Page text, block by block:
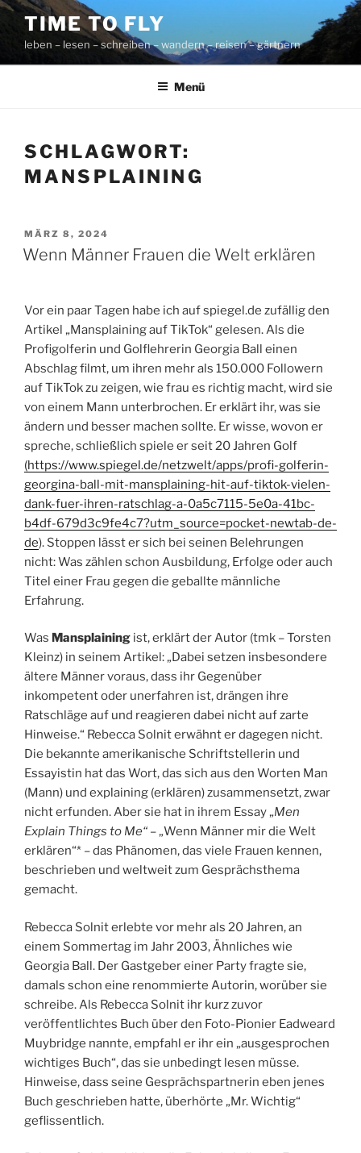
Zum
Inhalt
springen
TIME TO FLY
leben – lesen – schreiben – wandern – reisen – gärtnern
Menü
SCHLAGWORT:
MANSPLAINING
VERÖFFENTLICHT
AM
MÄRZ 8, 2024
Wenn Männer Frauen die Welt erklären
Vor ein paar Tagen habe ich auf spiegel.de zufällig den
Artikel „Mansplaining auf TikTok“ gelesen. Als die
Profigolferin und Golflehrerin Georgia Ball einen
Abschlag filmt, um ihren mehr als 150.000 Followern
auf TikTok zu zeigen, wie frau es richtig macht, wird sie
von einem Mann unterbrochen. Er erklärt ihr, was sie
ändern und besser machen sollte. Er wisse, wovon er
spreche, schließlich spiele er seit 20 Jahren Golf
(https://www.spiegel.de/netzwelt/apps/profi-golferin-
georgina-ball-mit-mansplaining-hit-auf-tiktok-vielen-
dank-fuer-ihren-ratschlag-a-0a5c7115-5e0a-41bc-
b4df-679d3c9fe4c7?utm_source=pocket-newtab-de-
de). Stoppen lässt er sich bei seinen Belehrungen
nicht: Was zählen schon Ausbildung, Erfolge oder auch
Titel einer Frau gegen die geballte männliche
Erfahrung.
Was Mansplaining ist, erklärt der Autor (tmk – Torsten
Kleinz) in seinem Artikel: „Dabei setzen insbesondere
ältere Männer voraus, dass ihr Gegenüber
inkompetent oder unerfahren ist, drängen ihre
Ratschläge auf und reagieren dabei nicht auf zarte
Hinweise.“ Rebecca Solnit erwähnt er dagegen nicht.
Die bekannte amerikanische Schriftstellerin und
Essayistin hat das Wort, das sich aus den Worten Man
(Mann) und explaining (erklären) zusammensetzt, zwar
nicht erfunden. Aber sie hat in ihrem Essay „Men
Explain Things to Me“ – „Wenn Männer mir die Welt
erklären“* – das Phänomen, das viele Frauen kennen,
beschrieben und weltweit zum Gesprächsthema
gemacht.
Rebecca Solnit erlebte vor mehr als 20 Jahren, an
einem Sommertag im Jahr 2003, Ähnliches wie
Georgia Ball. Der Gastgeber einer Party fragte sie,
damals schon eine renommierte Autorin, worüber sie
schreibe. Als Rebecca Solnit ihr kurz zuvor
veröffentlichtes Buch über den Foto-Pionier Eadweard
Muybridge nannte, empfahl er ihr ein „ausgesprochen
wichtiges Buch“, das sie unbedingt lesen müsse.
Hinweise, dass seine Gesprächspartnerin eben jenes
Buch geschrieben hatte, überhörte „Mr. Wichtig“
geflissentlich.